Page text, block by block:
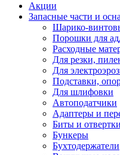
Акции
Запасные части и
Шарико-
Порошки для
Расходные
Для резки,
Для
Подставки,
Для шлифовки
Автоподатчики
Адаптеры и
Биты и отвертки
Бункеры
Бухтодержатели